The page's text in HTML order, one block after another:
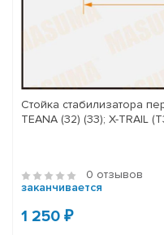
Стойка стабилизатора
TEANA (32) (33); X-TRAIL
0 отзывов
заканчивается
1 250 ₽